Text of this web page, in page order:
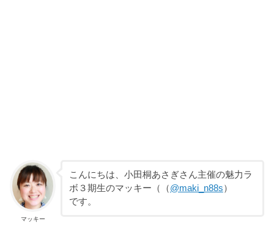
マッキー
こんにちは、小田桐あさぎさん主催の魅力ラ
ボ３期生のマッキー （ （@maki_n88s）
です。